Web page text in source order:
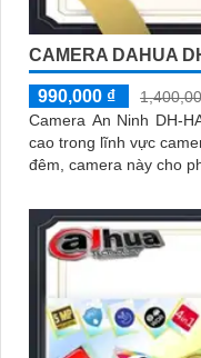
CAMERA DAHUA
990,000 ₫
Camera An Ninh DH-
cao trong lĩnh vực camera an ninh. Với chất lượng
đêm, camera này cho